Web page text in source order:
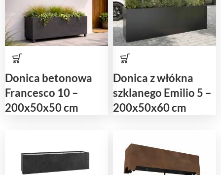
Donica betonowa
Francesco 10 –
200x50x50 cm
Donica z włókna
szklanego Emilio 5 –
200x50x60 cm